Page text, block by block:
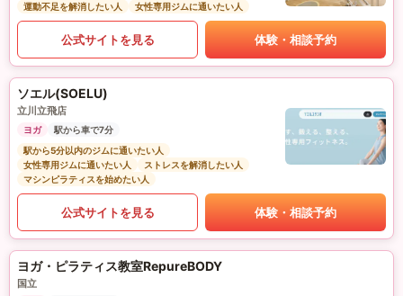
運動不足を解消したい人
女性専用ジムに通いたい人
公式サイトを見る 体験・相談予約
ソエル(SOELU)
立川立飛店
ヨガ
駅から車で7分
駅から5分以内のジムに通いたい人
女性専用ジムに通いたい人
ストレスを解消したい人
マシンピラティスを始めたい人
公式サイトを見る 体験・相談予約
ヨガ・ピラティス教室RepureBODY
国立